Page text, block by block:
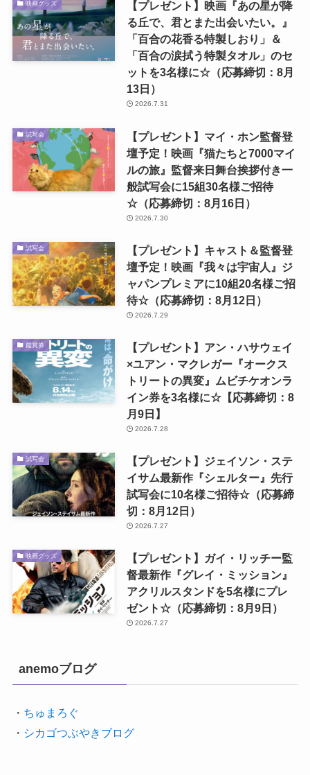
映画グッズ
【プレゼント】映画『あの星が降
る丘で、君とまた出会いたい。』
「百合の花香る特製しおり」＆
「百合の涙拭う特製タオル」のセ
ットを3名様に☆（応募締切：8月
13日）
2026.7.31
試写会
【プレゼント】マイ・ホン監督登
壇予定！映画『猫たちと7000マイ
ルの旅』監督来日舞台挨拶付き一
般試写会に15組30名様ご招待
☆（応募締切：8月16日）
2026.7.30
試写会
【プレゼント】キャスト＆監督登
壇予定！映画『我々は宇宙人』ジ
ャパンプレミアに10組20名様ご招
待☆（応募締切：8月12日）
2026.7.29
鑑賞券
【プレゼント】アン・ハサウェイ
×ユアン・マクレガー『オークス
トリートの異変』ムビチケオンラ
イン券を3名様に☆【応募締切：8
月9日】
2026.7.28
試写会
【プレゼント】ジェイソン・ステ
イサム最新作『シェルター』先行
試写会に10名様ご招待☆（応募締
切：8月12日）
2026.7.27
映画グッズ
【プレゼント】ガイ・リッチー監
督最新作『グレイ・ミッション』
アクリルスタンドを5名様にプレ
ゼント☆（応募締切：8月9日）
2026.7.27
anemoブログ
・ ちゅまろぐ
・ シカゴつぶやきブログ